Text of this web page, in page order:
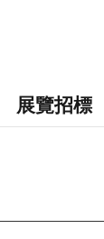
展覽招標